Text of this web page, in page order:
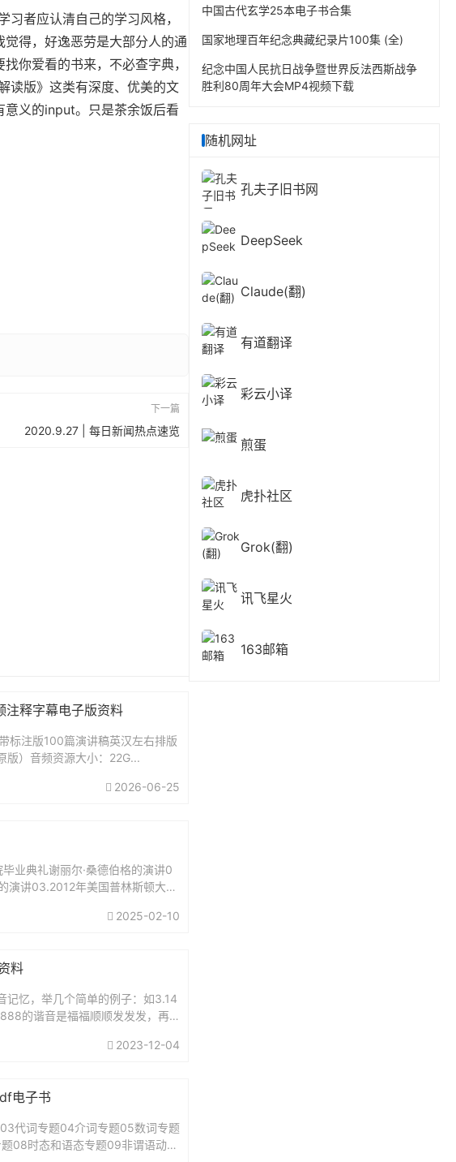
者应认清自己的学习风格，
得，好逸恶劳是大部分人的通
你爱看的书来，不必查字典，
读版》这类有深度、优美的文
意义的input。只是茶余饭后看
下一篇
2020.9.27 | 每日新闻热点速览
注释字幕电子版资料
标注版100篇演讲稿英汉左右排版
版）音频资源大小：22G...
2026-06-25
业典礼谢丽尔·桑德伯格的演讲0
演讲03.2012年美国普林斯顿大学
2025-02-10
料
记忆，举几个简单的例子：如3.14
的谐音是福福顺顺发发发，再
2023-12-04
电子书
代词专题04介词专题05数词专题
08时态和语态专题09非谓语动词
中国古代玄学25本电子书合集
国家地理百年纪念典藏纪录片100集 (全)
纪念中国人民抗日战争暨世界反法西斯战争
胜利80周年大会MP4视频下载
随机网址
孔夫子旧书网
DeepSeek
Claude(翻)
有道翻译
彩云小译
煎蛋
虎扑社区
Grok(翻)
讯飞星火
163邮箱